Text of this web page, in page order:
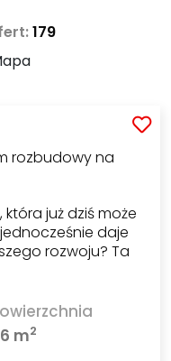
179
rozbudowy na
już dziś może
daje
rozwoju? Ta
m2